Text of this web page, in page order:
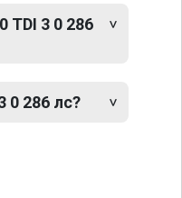
TDI 3 0 286
0 286 лс?